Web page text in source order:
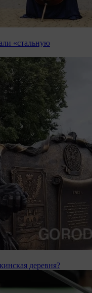
«стальную
деревня?